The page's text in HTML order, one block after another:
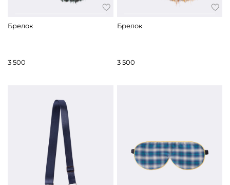
Брелок
3 500
Брелок
3 500